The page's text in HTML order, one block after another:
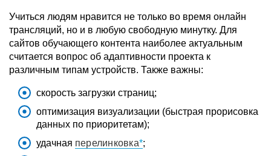
Учиться людям нравится не только во время онлайн
трансляций, но и в любую свободную минутку. Для
сайтов обучающего контента наиболее актуальным
считается вопрос об адаптивности проекта к
различным типам устройств. Также важны:
скорость загрузки страниц;
оптимизация визуализации (быстрая прорисовка
данных по приоритетам);
удачная перелинковка ;